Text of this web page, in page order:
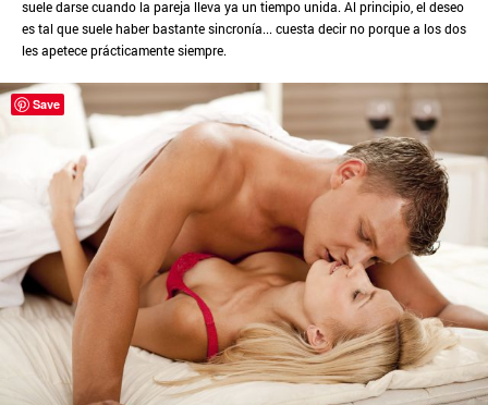
suele darse cuando la pareja lleva ya un tiempo unida. Al principio, el deseo
es tal que suele haber bastante sincronía... cuesta decir no porque a los dos
les apetece prácticamente siempre.
Save